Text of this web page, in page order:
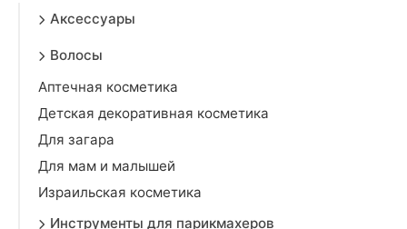
Аксессуары
Волосы
Аптечная косметика
Детская декоративная косметика
Для загара
Для мам и малышей
Израильская косметика
Инструменты для парикмахеров